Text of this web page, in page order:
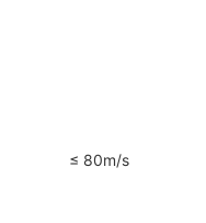
≤ 80m/s